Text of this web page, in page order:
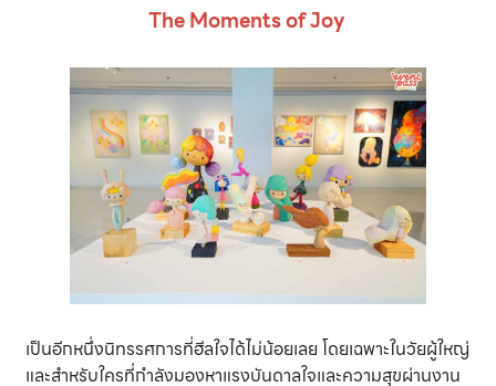
The Moments of Joy
เป็นอีกหนึ่งนิทรรศการที่ฮีลใจได้ไม่น้อยเลย โดยเฉพาะในวัยผู้ใหญ่
และสำหรับใครที่กำลังมองหาแรงบันดาลใจและความสุขผ่านงาน